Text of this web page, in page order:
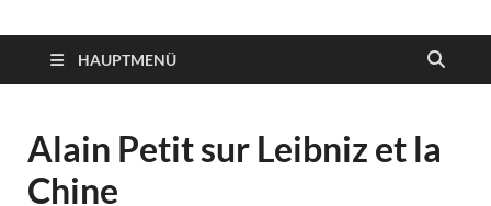
HAUPTMENÜ
Alain Petit sur Leibniz et la
Chine